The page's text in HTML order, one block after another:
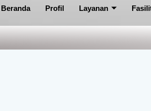
Beranda Profil Layanan